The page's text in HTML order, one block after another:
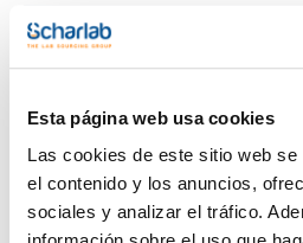
Esta página web usa cookies
Las cookies de este sitio web
el contenido y los anuncios,
sociales y analizar el tráfico.
Fase : C18
Volumen (ml) : 3
Poro (Å) : 60
Partícula (μm) : 50
Pack (u.) : 50
Ver más